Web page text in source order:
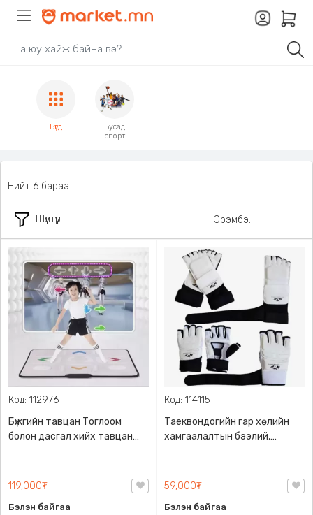
Бүгд
Бусад
спорт
хэрэгсэл
Шүүлтүүр
Нийт 6 бараа
Эрэмбэ:
Код: 112976
Бүжгийн тавцан Тоглоом
болон дасгал хийх тавцан
119,000₮
Бэлэн байгаа
Код: 114115
Таеквондогийн гар хөлийн
хамгаалалтын бээлий,
материалтай, L,XL size
59,000₮
Бэлэн байгаа